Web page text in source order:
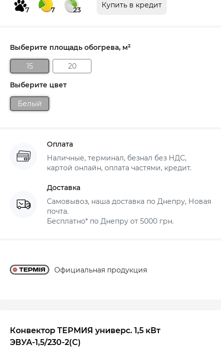
7 7 23
Купить в кредит
Выберите площадь обогрева, м²
15 20
Выберите цвет
Белый
Оплата
Наличные, терминал, безнал без НДС,
картой онлайн, оплата частями, кредит.
Доставка
Самовывоз, наша доставка по Днепру, Новая
почта.
Бесплатно* по Днепру от 5000 грн.
Официальная продукция
Конвектор ТЕРМИЯ универс. 1,5 кВт
ЭВУА-1,5/230-2(С)